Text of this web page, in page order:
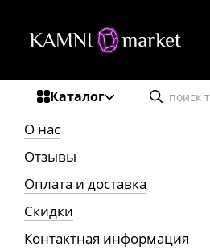
Каталог
О нас
Отзывы
Оплата и доставка
Скидки
Контактная информация